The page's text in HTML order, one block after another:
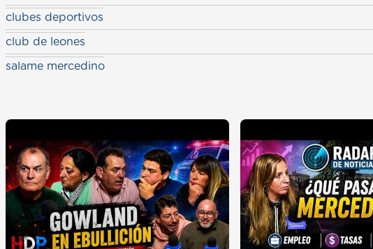
clubes deportivos
club de leones
salame mercedino